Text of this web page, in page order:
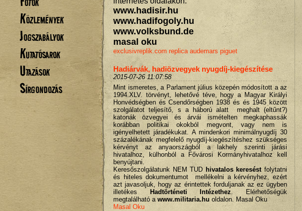
Közlemények
Jogszabályok
Kutatósarok
Utazások
Sírgondozás
www.hadisir.hu
www.hadifogoly.hu
www.volksbund.de
masal oku
exclusivreplik.com replica audemars piguet
Hadiárvák, hadiözvegyek nyugdíj-kiegészítése
2015-07-26 11:07:58
Mint ismeretes, a Parlament július közepén módosított a az
1994.XLV. törvényt, lehetővé téve, hogy a Magyar Királyi
Honvédségben és Csendőrségben 1938 és és 1945 között
szolgálatot teljesítő, s a háború alatt meghalt (eltűnt?)
katonák özvegyei és árvái ismételten megkaphassák
korábban politikai okokból megvont, vagy nem is
igényelhetett járadékukat. A mindenkori minimálnyugdíj 30
százalékának megfelelő nyugdíj-kiegészítéshez szükséges
kérvényt az anyaországból a lakhely szerinti járási
hivatalhoz, külhonból a Fővárosi Kormányhivatalhoz kell
benyújtani.
Keresőszolgálatunk NEM TUD hivatalos kereséstfolytatni
és hiteles dokumentumot mellékelni a kérvényhez, ezért
azt javasoljuk, hogy az érintettek forduljanak az ez ügyben
illetékes
Hadtörténeti Intézethez . Elérhetőségük
megtalálható a www.militaria.hu oldalon. Masal Oku
Masal Oku